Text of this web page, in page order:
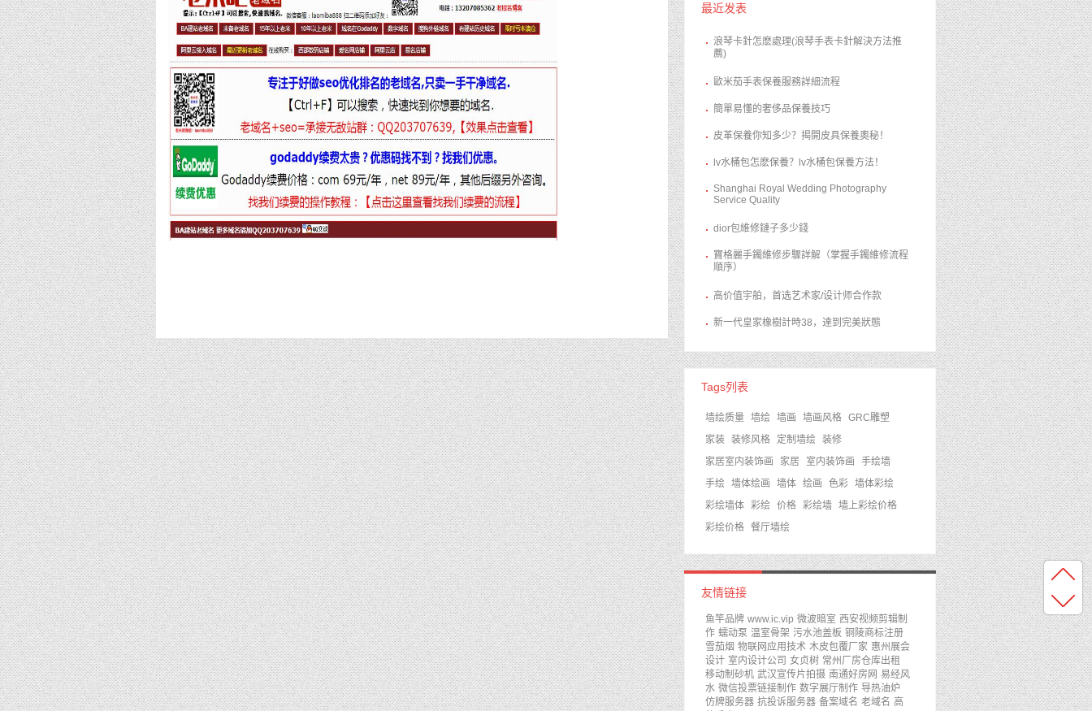
最近发表
​浪琴卡針怎麽處理(浪琴手表卡針解決方法推
薦)
歐米茄手表保養服務詳細流程
​簡單易懂的奢侈品保養技巧
​皮革保養你知多少？揭開皮具保養奧秘！
​lv水桶包怎麽保養？lv水桶包保養方法！
Shanghai Royal Wedding Photography
Service Quality
​dior包維修鏈子多少錢
寶格麗手鐲維修步驟詳解（掌握手鐲維修流程
順序）
高价值宇舶，首选艺术家/设计师合作款
新一代皇家橡樹計時38，達到完美狀態
Tags列表
墙绘质量 墙绘 墙画 墙画风格 GRC雕塑
家装 装修风格 定制墙绘
装修
家居室内装饰画
家居 室内装饰画
手绘墙
手绘
墙体绘画 墙体 绘画 色彩
墙体彩绘
彩绘墙体 彩绘 价格 彩绘墙 墙上彩绘价格
彩绘价格 餐厅墙绘
友情链接
鱼竿品牌 www.ic.vip 微波暗室 西安视频剪辑制
作 蠕动泵 温室骨架 污水池盖板 铜陵商标注册
雪茄烟 物联网应用技术 木皮包覆厂家 惠州展会
设计 室内设计公司 女贞树 常州厂房仓库出租
移动制砂机 武汉宣传片拍摄 南通好房网 易经风
水 微信投票链接制作 数字展厅制作 导热油炉
仿牌服务器 抗投诉服务器 备案域名 老域名 高